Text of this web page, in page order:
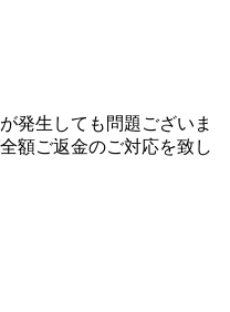
発生しても問題ございま
額ご返金のご対応を致し